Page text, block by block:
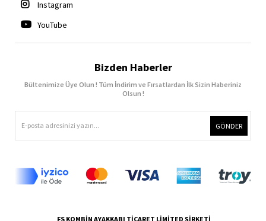
Instagram
YouTube
Bizden Haberler
Bültenimize Üye Olun ! Tüm İndirim ve Fırsatlardan İlk Sizin Haberiniz
Olsun !
GÖNDER
FS KOMBİN AYAKKABI TİCARET LİMİTED ŞİRKETİ